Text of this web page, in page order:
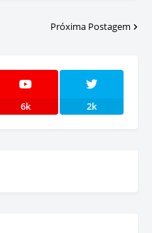
Próxima Postagem
6k 2k